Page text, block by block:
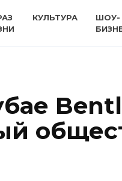
КУЛЬТУРА
ШОУ-